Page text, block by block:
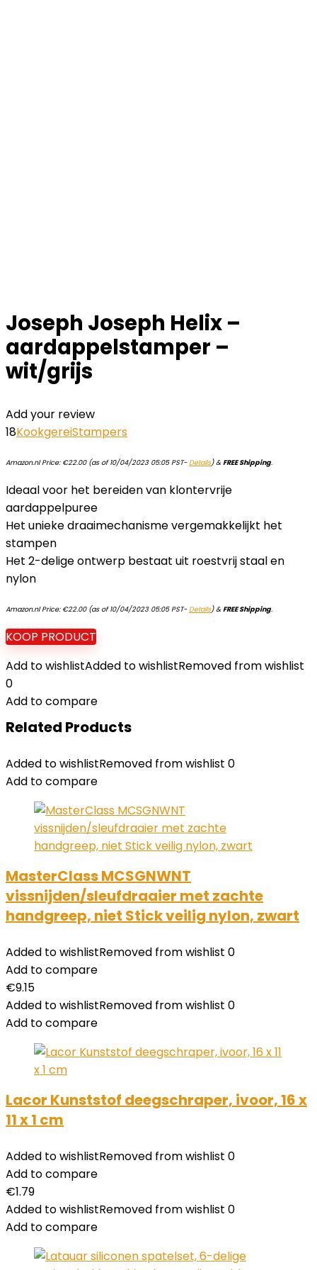
Joseph Joseph Helix –
aardappelstamper –
wit/grijs
Add your review
18KookgereiStampers
Amazon.nl Price: €22.00(as of 10/04/2023 05:05 PST-Details)&FREE Shipping.
Ideaal voor het bereiden van klontervrije
aardappelpuree
Het unieke draaimechanisme vergemakkelijkt het
stampen
Het 2-delige ontwerp bestaat uit roestvrij staal en
nylon
Amazon.nl Price: €22.00(as of 10/04/2023 05:05 PST-Details)&FREE Shipping.
KOOP PRODUCT
Add to wishlistAdded to wishlistRemoved from wishlist
0
Add to compare
Related Products
Added to wishlistRemoved from wishlist 0
Add to compare
MasterClass MCSGNWNT
vissnijden/sleufdraaier met zachte
handgreep, niet Stick veilig nylon, zwart
Added to wishlistRemoved from wishlist 0
Add to compare
€9.15
Added to wishlistRemoved from wishlist 0
Add to compare
Lacor Kunststof deegschraper, ivoor, 16 x
11 x 1 cm
Added to wishlistRemoved from wishlist 0
Add to compare
€1.79
Added to wishlistRemoved from wishlist 0
Add to compare